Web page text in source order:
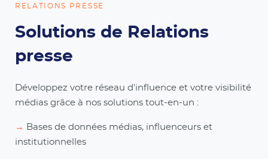
RELATIONS PRESSE
Solutions de Relations
presse
Développez votre réseau d'influence et votre visibilité
médias grâce à nos solutions tout-en-un :
→ Bases de données médias, influenceurs et
institutionnelles